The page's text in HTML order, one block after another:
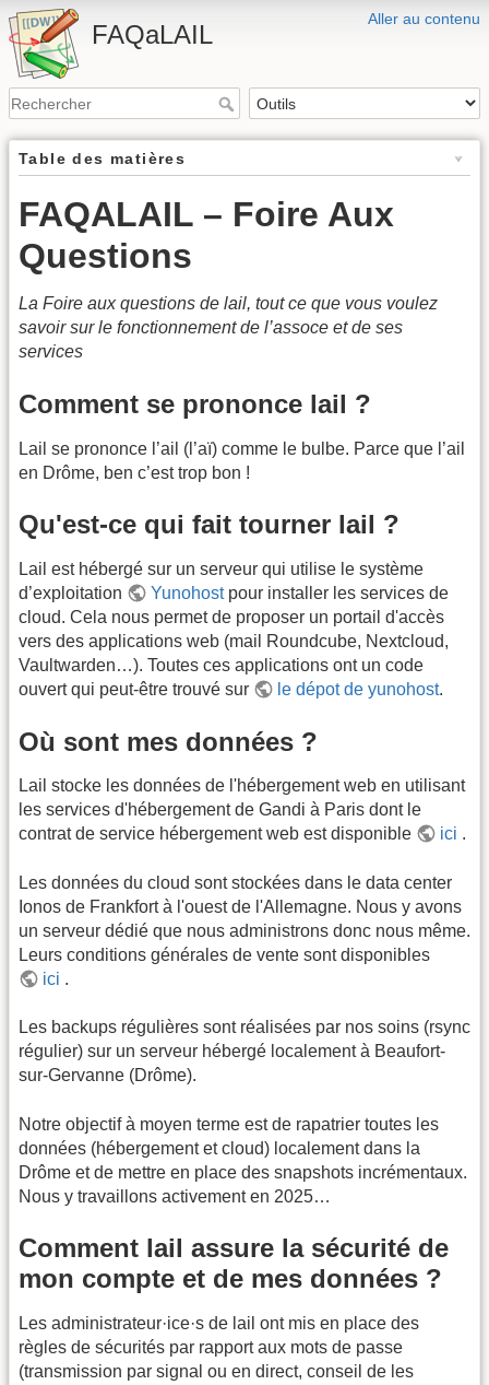
Aller au contenu
FAQaLAIL
Table des matières
FAQALAIL – Foire Aux
Questions
La Foire aux questions de lail, tout ce que vous voulez
savoir sur le fonctionnement de l’assoce et de ses
services
Comment se prononce lail ?
Lail se prononce l’ail (l’aï) comme le bulbe. Parce que l’ail
en Drôme, ben c’est trop bon !
Qu'est-ce qui fait tourner lail ?
Lail est hébergé sur un serveur qui utilise le système
d’exploitation
Yunohostpour installer les services de
cloud. Cela nous permet de proposer un portail d'accès
vers des applications web (mail Roundcube, Nextcloud,
Vaultwarden…). Toutes ces applications ont un code
ouvert qui peut-être trouvé sur
le dépot de yunohost.
Où sont mes données ?
Lail stocke les données de l'hébergement web en utilisant
les services d'hébergement de Gandi à Paris dont le
contrat de service hébergement web est disponible
ici .
Les données du cloud sont stockées dans le data center
Ionos de Frankfort à l'ouest de l'Allemagne. Nous y avons
un serveur dédié que nous administrons donc nous même.
Leurs conditions générales de vente sont disponibles
ici .
Les backups régulières sont réalisées par nos soins (rsync
régulier) sur un serveur hébergé localement à Beaufort-
sur-Gervanne (Drôme).
Notre objectif à moyen terme est de rapatrier toutes les
données (hébergement et cloud) localement dans la
Drôme et de mettre en place des snapshots incrémentaux.
Nous y travaillons activement en 2025…
Comment lail assure la sécurité de
mon compte et de mes données ?
Les administrateur·ice·s de lail ont mis en place des
règles de sécurités par rapport aux mots de passe
(transmission par signal ou en direct, conseil de les